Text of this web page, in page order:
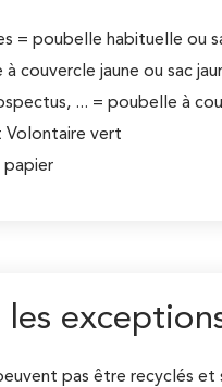
= poubelle habituelle ou
couvercle jaune ou sac
... = poubelle à
Volontaire vert
papier
pas être recyclés